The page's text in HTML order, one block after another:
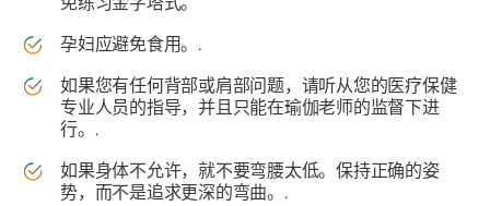
孕妇应避免食用。.
如果您有任何背部或肩部问题，请听从您的医疗保健
专业人员的指导，并且只能在瑜伽老师的监督下进
行。.
如果身体不允许，就不要弯腰太低。保持正确的姿
势，而不是追求更深的弯曲。.